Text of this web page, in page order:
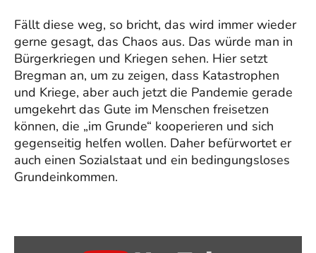
Fällt diese weg, so bricht, das wird immer wieder
gerne gesagt, das Chaos aus. Das würde man in
Bürgerkriegen und Kriegen sehen. Hier setzt
Bregman an, um zu zeigen, dass Katastrophen
und Kriege, aber auch jetzt die Pandemie gerade
umgekehrt das Gute im Menschen freisetzen
können, die „im Grunde“ kooperieren und sich
gegenseitig helfen wollen. Daher befürwortet er
auch einen Sozialstaat und ein bedingungsloses
Grundeinkommen.